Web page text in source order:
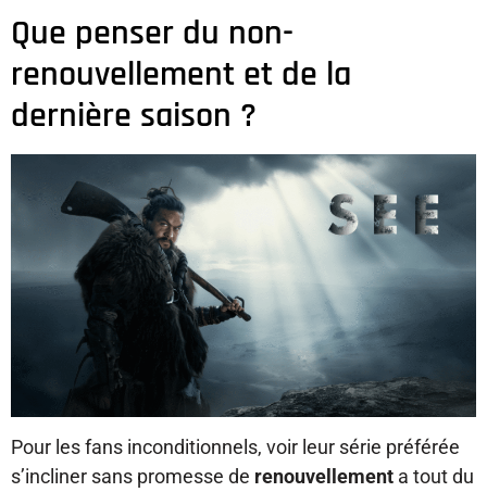
Que penser du non-
renouvellement et de la
dernière saison ?
Pour les fans inconditionnels, voir leur série préférée
s’incliner sans promesse de renouvellement a tout du